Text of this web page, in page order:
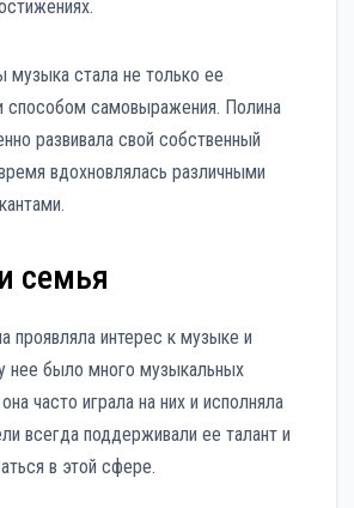
музыка стала не только ее
способом самовыражения. Полина
развивала свой собственный
вдохновлялась различными
семья
проявляла интерес к музыке и
нее было много музыкальных
часто играла на них и исполняла
всегда поддерживали ее талант и
в этой сфере.